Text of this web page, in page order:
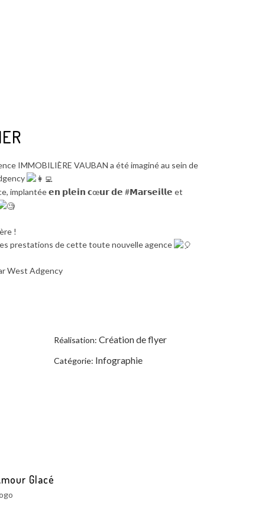
IMMOBILIÈRE VAUBAN a été imaginé au sein de
implantée 𝗲𝗻 𝗽𝗹𝗲𝗶𝗻 𝗰œ𝘂𝗿 𝗱𝗲 #𝗠𝗮𝗿𝘀𝗲𝗶𝗹𝗹𝗲 et
!
prestations de cette toute nouvelle agence
West Adgency
Réalisation: Création de flyer
Catégorie: Infographie
Glacé